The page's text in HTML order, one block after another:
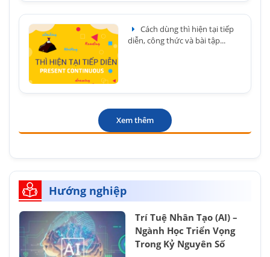
Cách dùng thì hiện tại tiếp
diễn, công thức và bài tập...
Xem thêm
Hướng nghiệp
Trí Tuệ Nhân Tạo (AI) –
Ngành Học Triển Vọng
Trong Kỷ Nguyên Số